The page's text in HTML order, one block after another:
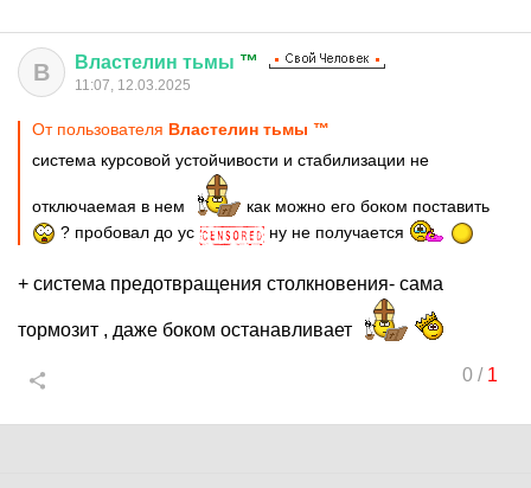
В Властелин тьмы ™
11:07, 12.03.2025
От пользователя Властелин тьмы ™
система курсовой устойчивости и стабилизации не
отключаемая в нем
как можно его боком поставить
? пробовал до ус
ну не получается
+ система предотвращения столкновения- сама
тормозит , даже боком останавливает
0/ 1